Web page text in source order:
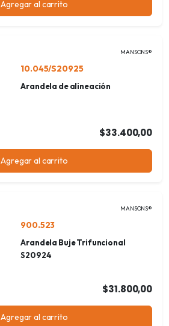
Agregar al carrito
MANSONS®
10.045/S20925
Arandela de alineación
$33.400,00
Agregar al carrito
MANSONS®
900.523
Arandela Buje Trifuncional
S20924
$31.800,00
Agregar al carrito